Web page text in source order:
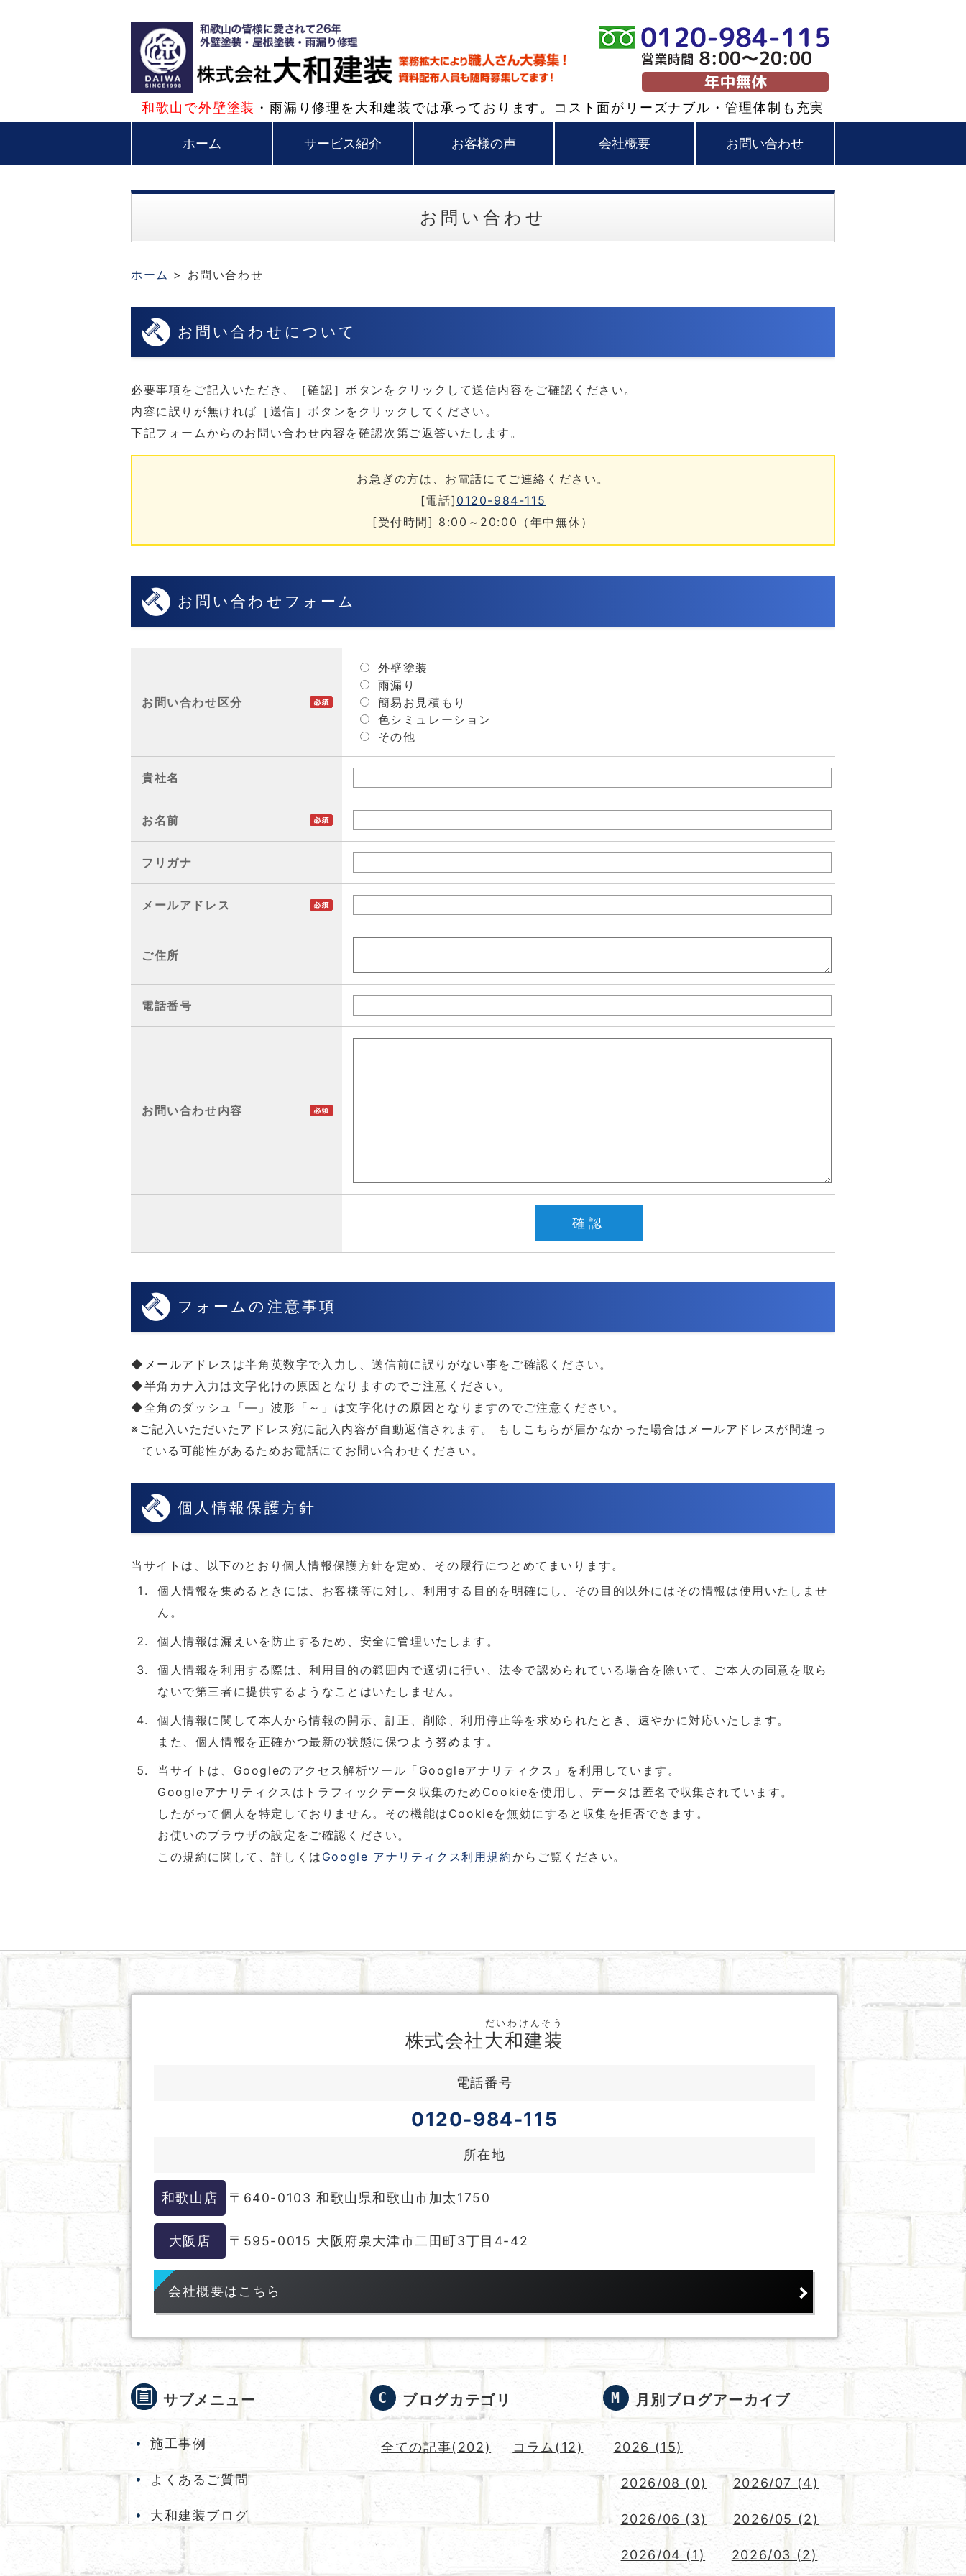
和歌山・大阪の外壁塗装・屋根塗装なら株式会社大和建
和歌山で外壁塗装 ・雨漏り修理を大和建装では承っております。コスト面がリーズナブル・管理体制も充実
ホーム サービス紹介 お客様の声 会社概要 お問い合わせ
お問い合わせ
ホーム > お問い合わせ
お問い合わせについて
必要事項をご記入いただき、［確認］ボタンをクリックして送信内容をご確認ください。
内容に誤りが無ければ［送信］ボタンをクリックしてください。
下記フォームからのお問い合わせ内容を確認次第ご返答いたします。
お急ぎの方は、お電話にてご連絡ください。
[電話] 0120-984-115
[受付時間] 8:00～20:00（年中無休）
お問い合わせフォーム
お問い合わせ区分
外壁塗装
雨漏り
簡易お見積もり
色シミュレーション
その他
貴社名
お名前
フリガナ
メールアドレス
ご住所
電話番号
お問い合わせ内容
フォームの注意事項
メールアドレスは半角英数字で入力し、送信前に誤りがない事をご確認ください。
半角カナ入力は文字化けの原因となりますのでご注意ください。
全角のダッシュ「―」波形「～」は文字化けの原因となりますのでご注意ください。
ご記入いただいたアドレス宛に記入内容が自動返信されます。 もしこちらが届かなかった場合はメールアドレスが間違っ
ている可能性があるためお電話にてお問い合わせください。
個人情報保護方針
当サイトは、以下のとおり個人情報保護方針を定め、その履行につとめてまいります。
個人情報を集めるときには、お客様等に対し、利用する目的を明確にし、その目的以外にはその情報は使用いたしませ
ん。
個人情報は漏えいを防止するため、安全に管理いたします。
個人情報を利用する際は、利用目的の範囲内で適切に行い、法令で認められている場合を除いて、ご本人の同意を取ら
ないで第三者に提供するようなことはいたしません。
個人情報に関して本人から情報の開示、訂正、削除、利用停止等を求められたとき、速やかに対応いたします。
また、個人情報を正確かつ最新の状態に保つよう努めます。
当サイトは、Googleのアクセス解析ツール「Googleアナリティクス」を利用しています。
Googleアナリティクスはトラフィックデータ収集のためCookieを使用し、データは匿名で収集されています。
したがって個人を特定しておりません。その機能はCookieを無効にすると収集を拒否できます。
お使いのブラウザの設定をご確認ください。
この規約に関して、詳しくは Google アナリティクス利用規約からご覧ください。
株式会社大和建装
だいわけんそう
電話番号
0120-984-115
所在地
和歌山店 〒640-0103 和歌山県和歌山市加太1750
大阪店 〒595-0015 大阪府泉大津市二田町3丁目4-42
会社概要はこちら
サブメニュー
施工事例
よくあるご質問
大和建装ブログ
ブログカテゴリ
全ての記事(202) コラム(12)
月別ブログアーカイブ
2026 (15)
2026/08 (0) 2026/07 (4)
2026/06 (3) 2026/05 (2)
2026/04 (1) 2026/03 (2)